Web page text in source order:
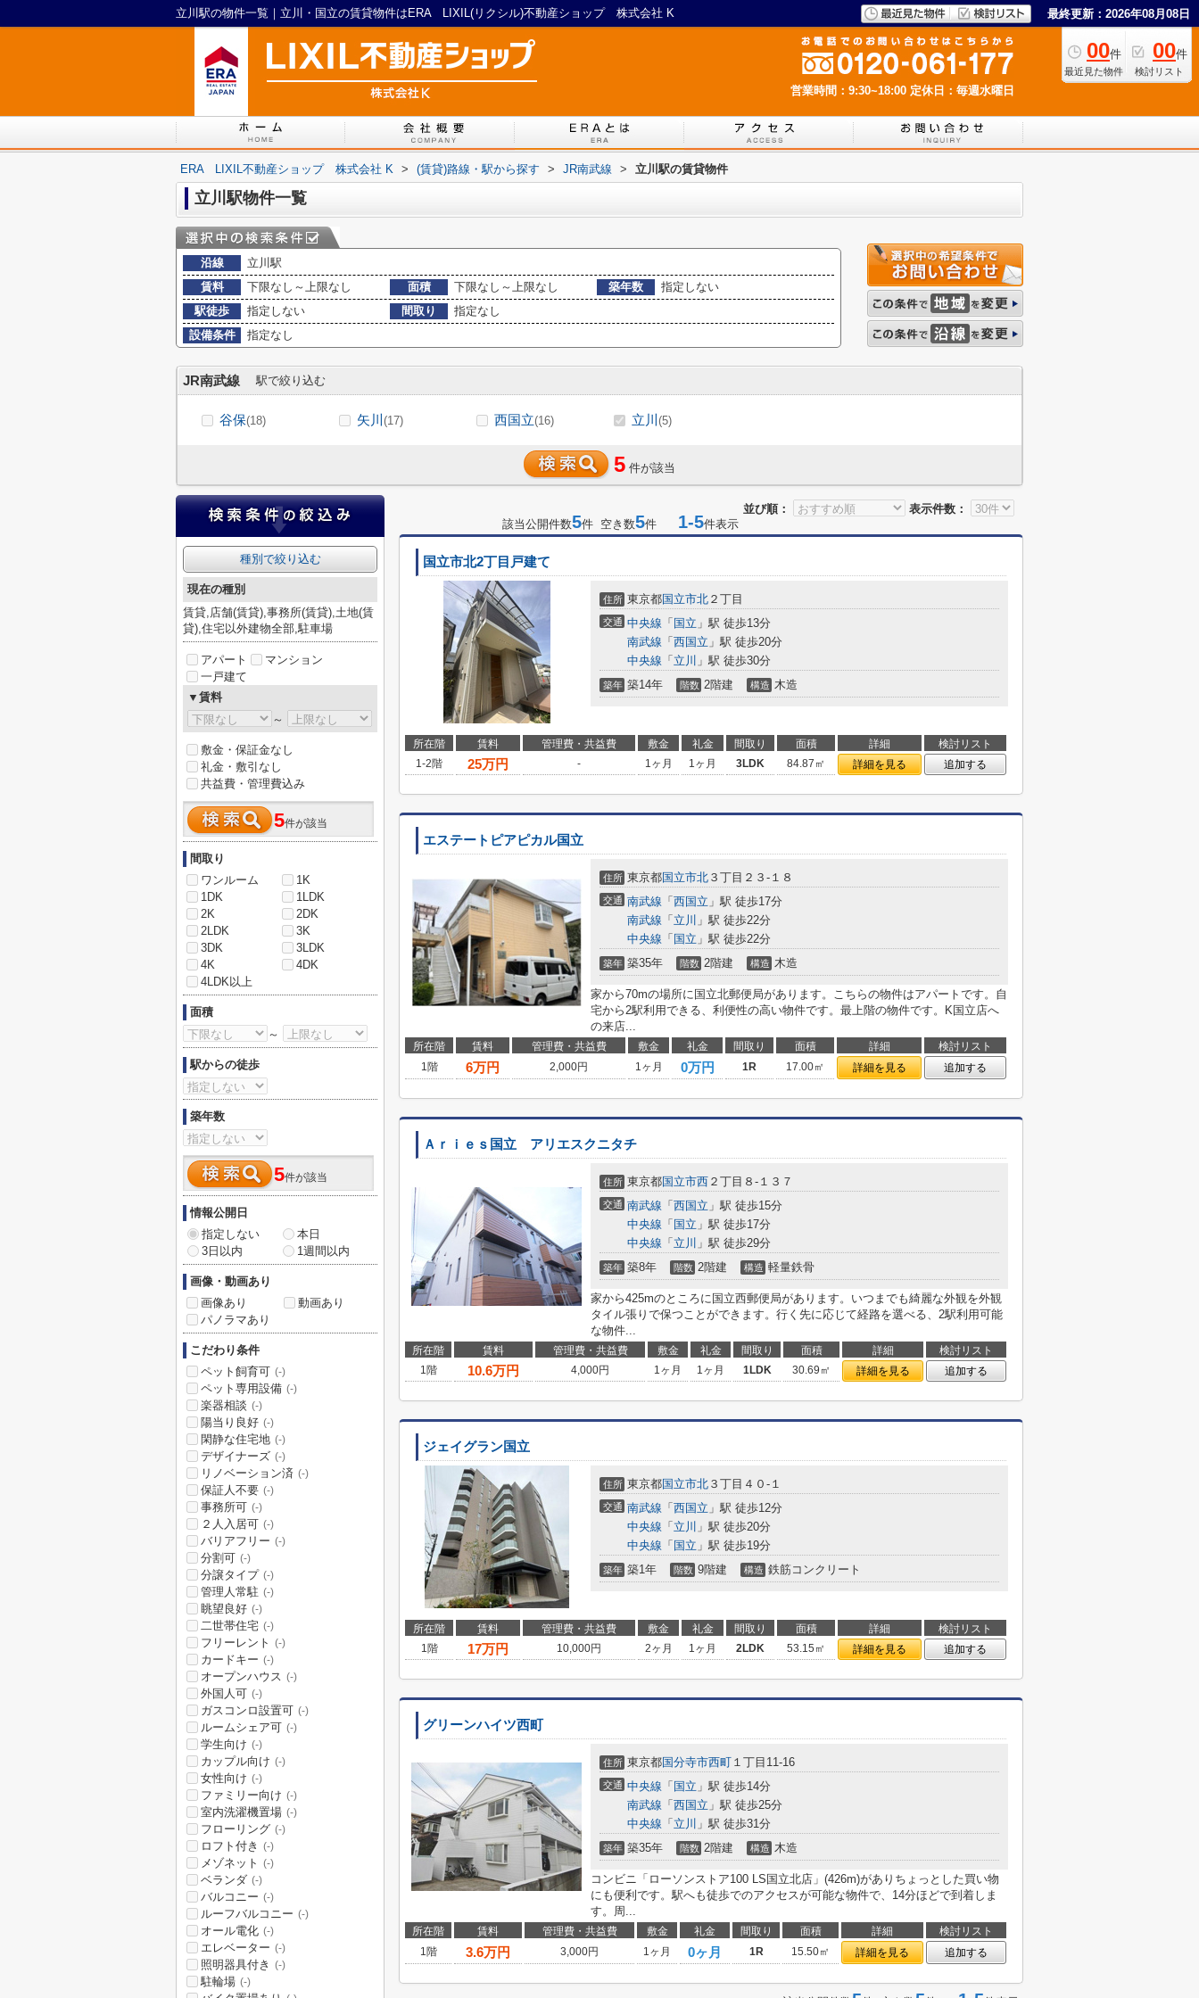
立川駅の物件一覧｜立川・国立の賃貸物件はERA LIXIL(リクシル)不動産ショップ 株式会社 K 最終更新：2026年08月08日
00件
最近見た物件
00件
検討リスト
営業時間：9:30~18:00 定休日：毎週水曜日
ERA LIXIL不動産ショップ 株式会社 K > (賃貸)路線・駅から探す > JR南武線 > 立川駅の賃貸物件
立川駅物件一覧
沿線
立川駅
賃料
下限なし～上限なし 面積 下限なし～上限なし 築年数
指定しない
駅徒歩
指定しない 間取り
指定なし
設備条件
指定なし
JR南武線 駅で絞り込む
谷保(18) 矢川 (17) 西国立(16) 立川 (5)
5 件が該当
並び順：
表示件数：
該当公開件数5件 空き数5件 1-5件表示
国立市北2丁目戸建て
住所 東京都国立市北 ２丁目
交通 中央線 「 国立 」駅 徒歩13分
南武線 「 西国立 」駅 徒歩20分
中央線 「 立川 」駅 徒歩30分
築年 築14年 階数 2階建 構造 木造
所在階 賃料 管理費・共益費 敷金 礼金 間取り 面積 詳細
検討リスト
1-2階
25万円 - 1ヶ月 1ヶ月 3LDK 84.87㎡ 詳細を見る 追加する
エステートピアピカル国立
住所 東京都国立市北 ３丁目２３-１８
交通 南武線 「 西国立 」駅 徒歩17分
南武線 「 立川 」駅 徒歩22分
中央線 「 国立 」駅 徒歩22分
築年 築35年 階数 2階建 構造 木造
家から70mの場所に国立北郵便局があります。こちらの物件はアパートです。自
宅から2駅利用できる、利便性の高い物件です。最上階の物件です。K国立店へ
の来店...
所在階 賃料 管理費・共益費 敷金 礼金 間取り 面積 詳細
検討リスト
1階
6万円 2,000円 1ヶ月 0万円 1R 17.00㎡ 詳細を見る 追加する
Ａｒｉｅｓ国立 アリエスクニタチ
住所 東京都国立市西 ２丁目８-１３７
交通 南武線 「 西国立 」駅 徒歩15分
中央線 「 国立 」駅 徒歩17分
中央線 「 立川 」駅 徒歩29分
築年 築8年 階数 2階建 構造 軽量鉄骨
家から425mのところに国立西郵便局があります。いつまでも綺麗な外観を外観
タイル張りで保つことができます。行く先に応じて経路を選べる、2駅利用可能
な物件...
所在階 賃料 管理費・共益費 敷金 礼金 間取り 面積 詳細
検討リスト
1階
10.6万円 4,000円 1ヶ月 1ヶ月 1LDK 30.69㎡ 詳細を見る 追加する
ジェイグラン国立
住所 東京都国立市北 ３丁目４０-１
交通 南武線 「 西国立 」駅 徒歩12分
中央線 「 立川 」駅 徒歩20分
中央線 「 国立 」駅 徒歩19分
築年 築1年 階数 9階建 構造 鉄筋コンクリート
所在階 賃料 管理費・共益費 敷金 礼金 間取り 面積 詳細
検討リスト
1階
17万円 10,000円 2ヶ月 1ヶ月 2LDK 53.15㎡ 詳細を見る 追加する
グリーンハイツ西町
住所 東京都国分寺市西町 １丁目11-16
交通 中央線 「 国立 」駅 徒歩14分
南武線 「 西国立 」駅 徒歩25分
中央線 「 立川 」駅 徒歩31分
築年 築35年 階数 2階建 構造 木造
コンビニ「ローソンストア100 LS国立北店」(426m)がありちょっとした買い物
にも便利です。駅へも徒歩でのアクセスが可能な物件で、14分ほどで到着しま
す。周...
所在階 賃料 管理費・共益費 敷金 礼金 間取り 面積 詳細
検討リスト
1階
3.6万円 3,000円 1ヶ月 0ヶ月 1R 15.50㎡ 詳細を見る 追加する
種別で絞り込む
現在の種別
賃貸,店舗(賃貸),事務所(賃貸),土地(賃
貸),住宅以外建物全部,駐車場
アパート
マンション
一戸建て
▼賃料
～
敷金・保証金なし
礼金・敷引なし
共益費・管理費込み
5件が該当
間取り
ワンルーム
1K
1DK
1LDK
2K
2DK
2LDK
3K
3DK
3LDK
4K
4DK
4LDK以上
面積
～
駅からの徒歩
築年数
5件が該当
情報公開日
指定しない
本日
3日以内
1週間以内
画像・動画あり
画像あり
動画あり
パノラマあり
こだわり条件
ペット飼育可 (-)
ペット専用設備 (-)
楽器相談 (-)
陽当り良好 (-)
閑静な住宅地 (-)
デザイナーズ (-)
リノベーション済 (-)
保証人不要 (-)
事務所可 (-)
２人入居可 (-)
バリアフリー (-)
分割可 (-)
分譲タイプ (-)
管理人常駐 (-)
眺望良好 (-)
二世帯住宅 (-)
フリーレント (-)
カードキー (-)
オープンハウス (-)
外国人可 (-)
ガスコンロ設置可 (-)
ルームシェア可 (-)
学生向け (-)
カップル向け (-)
女性向け (-)
ファミリー向け (-)
室内洗濯機置場 (-)
フローリング (-)
ロフト付き (-)
メゾネット (-)
ベランダ (-)
バルコニー (-)
ルーフバルコニー (-)
オール電化 (-)
エレベーター (-)
照明器具付き (-)
駐輪場 (-)